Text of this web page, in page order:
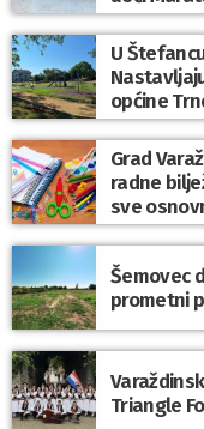
U
općine
Grad
radne
sve
Šemovec
prometni
Triangle